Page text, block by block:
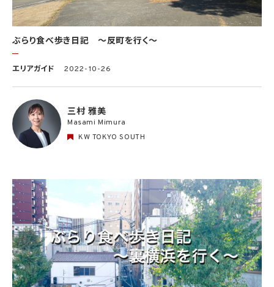
ぶらり食べ歩き日記 〜反町を行く〜
エリアガイド 2022-10-26
三村 雅美
Masami Mimura
KW TOKYO SOUTH